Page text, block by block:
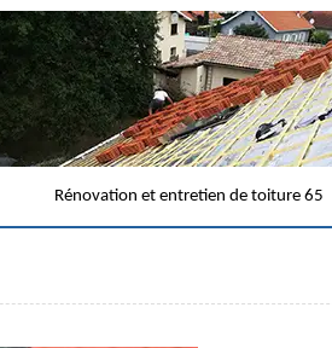
Rénovation et entretien de toiture 65